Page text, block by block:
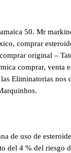
50. Mr
comprar
original –
comprar, venta
Eliminatorias nos
de uso de
del 4 % del riesgo